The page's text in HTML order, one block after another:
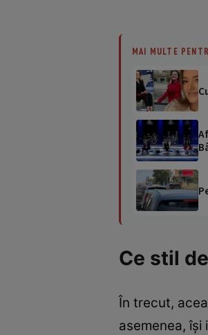
MAI MULTE
Ce stil
În trecut,
asemenea,